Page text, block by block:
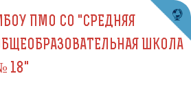
ПМО СО "СРЕДНЯЯ
ШКОЛА
18"